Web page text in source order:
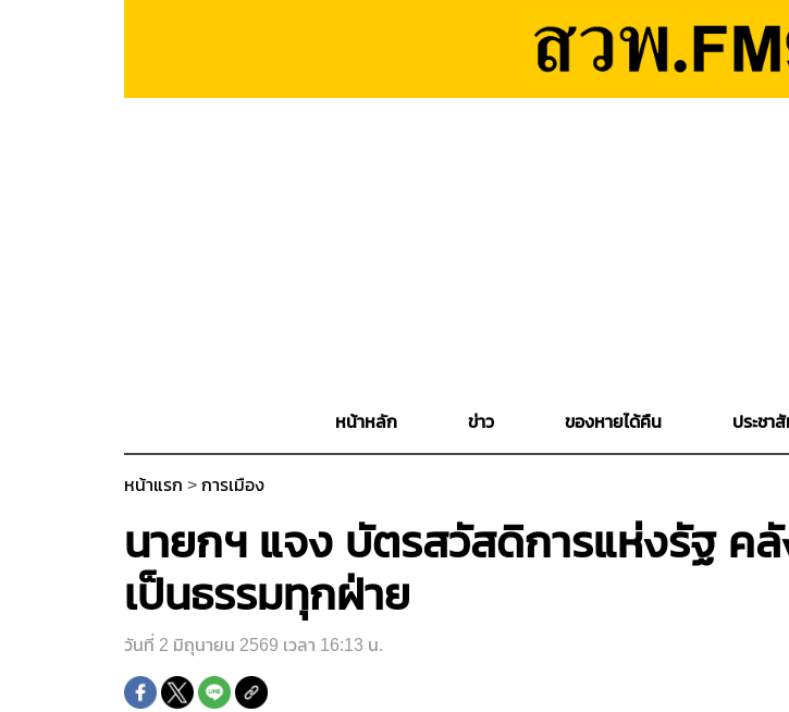
หน้าหลัก ข่าว ของหายได้คืน ประชา
หน้าแรก > การเมือง
นายกฯ แจง บัตรสวัสดิการแห่งรัฐ ค
เป็นธรรมทุกฝ่าย
วันที่ 2 มิถุนายน 2569 เวลา 16:13 น.